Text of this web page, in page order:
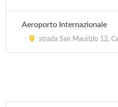
Aeroporto Internazionale
strada San Maurizio 12,